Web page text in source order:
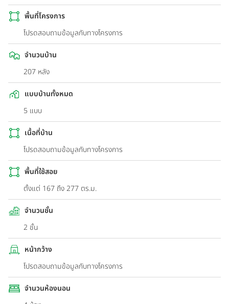
พื้นที่โครงการ
โปรดสอบถามข้อมูลกับทางโครงการ
จำนวนบ้าน
207 หลัง
แบบบ้านทั้งหมด
5 แบบ
เนื้อที่บ้าน
โปรดสอบถามข้อมูลกับทางโครงการ
พื้นที่ใช้สอย
ตั้งแต่ 167 ถึง 277 ตร.ม.
จำนวนชั้น
2 ชั้น
หน้ากว้าง
โปรดสอบถามข้อมูลกับทางโครงการ
จำนวนห้องนอน